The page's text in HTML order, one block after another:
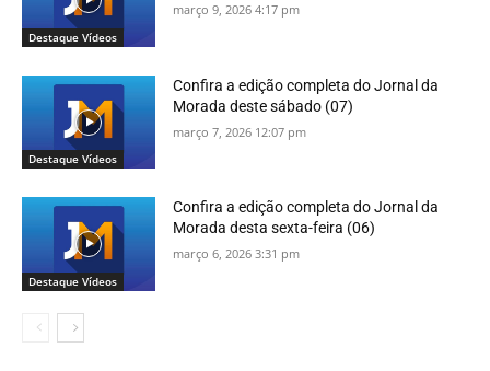
Destaque Vídeos
março 9, 2026 4:17 pm
Destaque Vídeos
Confira a edição completa do Jornal da
Morada deste sábado (07)
março 7, 2026 12:07 pm
Destaque Vídeos
Confira a edição completa do Jornal da
Morada desta sexta-feira (06)
março 6, 2026 3:31 pm